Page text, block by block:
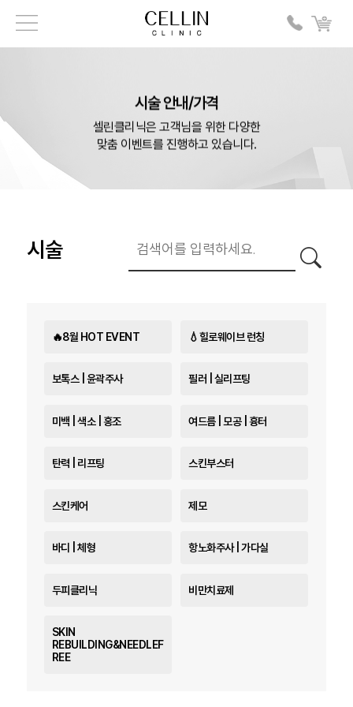
시술 안내/가격
셀린클리닉은 고객님을 위한 다양한
맞춤 이벤트를 진행하고 있습니다.
시술
🔥8월 HOT EVENT 💧힐로웨이브 런칭
보톡스 | 윤곽주사 필러 | 실리프팅
미백 | 색소 | 홍조 여드름 | 모공 | 흉터
탄력 | 리프팅 스킨부스터
스킨케어 제모
바디 | 체형 항노화주사 | 가다실
두피클리닉 비만치료제
SKIN
REBUILDING&NEEDLEF
REE